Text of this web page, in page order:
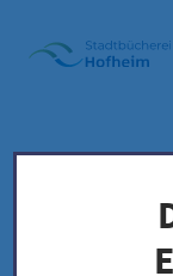
Startseite"
Stadtbücherei
Unser Saatgut: